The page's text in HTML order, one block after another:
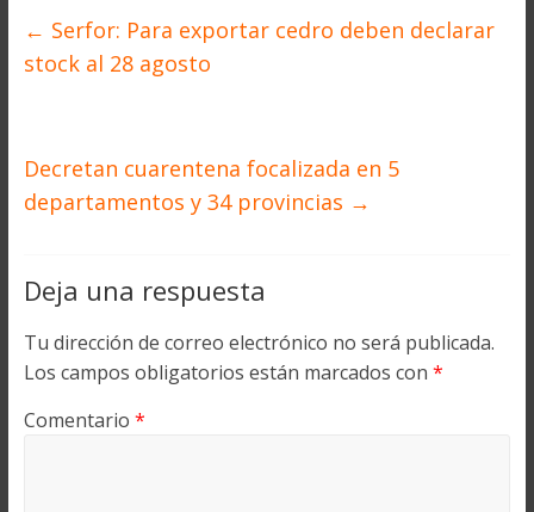
← Serfor: Para exportar cedro deben declarar
stock al 28 agosto
Decretan cuarentena focalizada en 5
departamentos y 34 provincias →
Deja una respuesta
Tu dirección de correo electrónico no será publicada.
Los campos obligatorios están marcados con *
Comentario *